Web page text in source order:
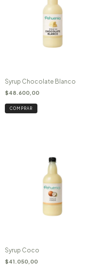
Syrup Chocolate Blanco
$48.600,00
Syrup Coco
$41.050,00